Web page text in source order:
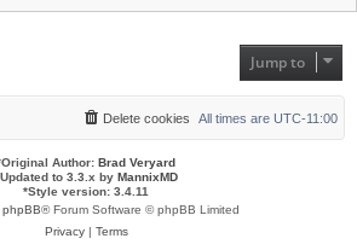
Jump to
All times are UTC-11:00
Delete cookies
Original Author: Brad Veryard
Updated to 3.3.x by MannixMD
*Style version: 3.4.11
phpBB® Forum Software © phpBB Limited
Privacy| Terms